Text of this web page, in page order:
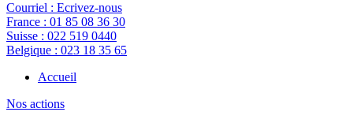
Courriel : Ecrivez-nous
France : 01 85 08 36 30
Suisse : 022 519 0440
Belgique : 023 18 35 65
Accueil
Nos actions